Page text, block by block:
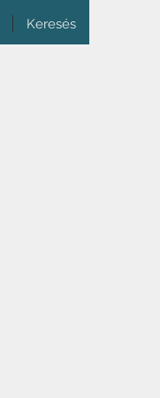
Keresés